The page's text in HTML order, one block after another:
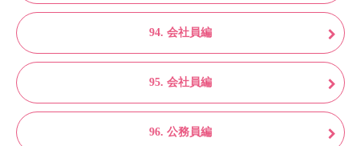
94. 会社員編
95. 会社員編
96. 公務員編